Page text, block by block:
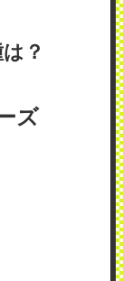
？
ズ